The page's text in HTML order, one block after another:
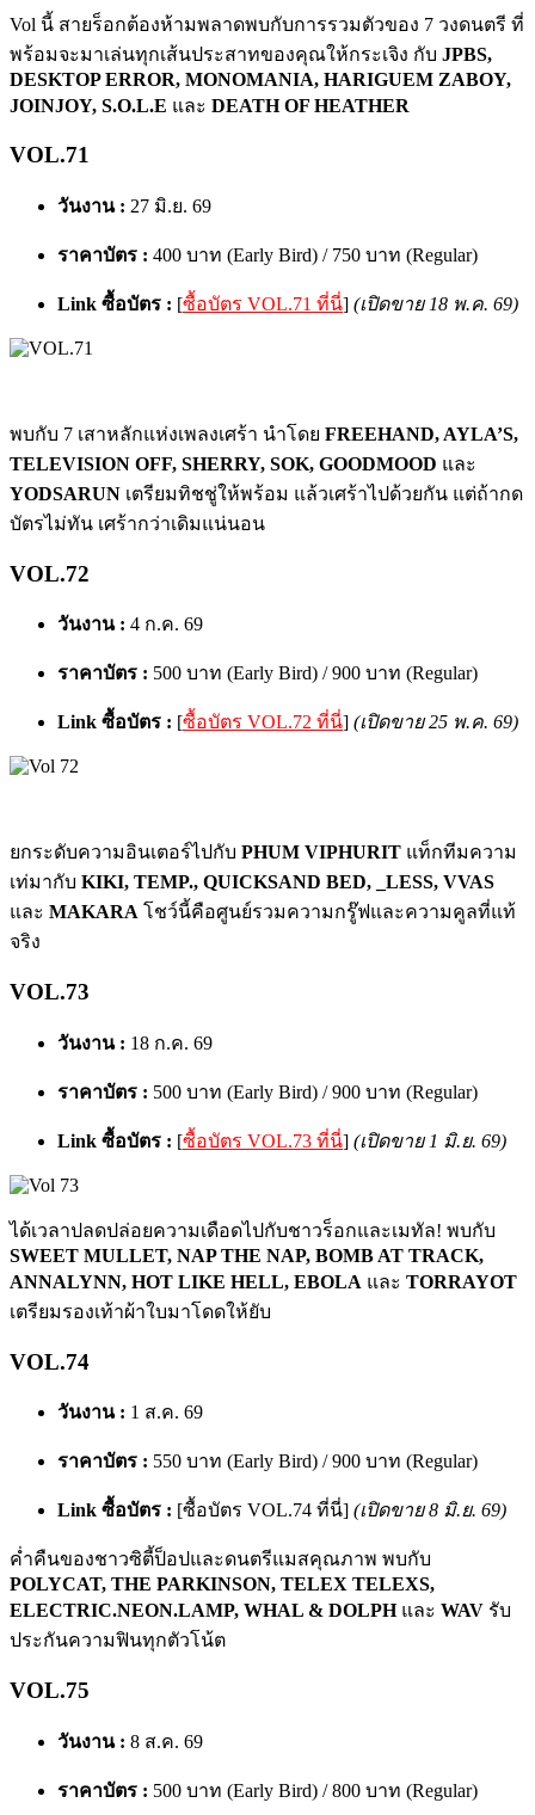
Vol นี้ สายร็อกต้องห้ามพลาดพบกับการรวมตัวของ 7 วงดนตรี ที่
พร้อมจะมาเล่นทุกเส้นประสาทของคุณให้กระเจิง กับ JPBS,
DESKTOP ERROR, MONOMANIA, HARIGUEM ZABOY,
JOINJOY, S.O.L.E และ DEATH OF HEATHER
VOL.71
วันงาน : 27 มิ.ย. 69
ราคาบัตร : 400 บาท (Early Bird) / 750 บาท (Regular)
Link ซื้อบัตร : [ซื้อบัตร VOL.71 ที่นี่] (เปิดขาย 18 พ.ค. 69)
พบกับ 7 เสาหลักแห่งเพลงเศร้า นำโดย FREEHAND, AYLA’S,
TELEVISION OFF, SHERRY, SOK, GOODMOOD และ
YODSARUN เตรียมทิชชู่ให้พร้อม แล้วเศร้าไปด้วยกัน แต่ถ้ากด
บัตรไม่ทัน เศร้ากว่าเดิมแน่นอน
VOL.72
วันงาน : 4 ก.ค. 69
ราคาบัตร : 500 บาท (Early Bird) / 900 บาท (Regular)
Link ซื้อบัตร : [ซื้อบัตร VOL.72 ที่นี่] (เปิดขาย 25 พ.ค. 69)
ยกระดับความอินเตอร์ไปกับ PHUM VIPHURIT แท็กทีมความ
เท่มากับ KIKI, TEMP., QUICKSAND BED, _LESS, VVAS
และ MAKARA โชว์นี้คือศูนย์รวมความกรู๊ฟและความคูลที่แท้
จริง
VOL.73
วันงาน : 18 ก.ค. 69
ราคาบัตร : 500 บาท (Early Bird) / 900 บาท (Regular)
Link ซื้อบัตร : [ซื้อบัตร VOL.73 ที่นี่] (เปิดขาย 1 มิ.ย. 69)
ได้เวลาปลดปล่อยความเดือดไปกับชาวร็อกและเมทัล! พบกับ
SWEET MULLET, NAP THE NAP, BOMB AT TRACK,
ANNALYNN, HOT LIKE HELL, EBOLA และ TORRAYOT
เตรียมรองเท้าผ้าใบมาโดดให้ยับ
VOL.74
วันงาน : 1 ส.ค. 69
ราคาบัตร : 550 บาท (Early Bird) / 900 บาท (Regular)
Link ซื้อบัตร : [ซื้อบัตร VOL.74 ที่นี่] (เปิดขาย 8 มิ.ย. 69)
ค่ำคืนของชาวซิตี้ป็อปและดนตรีแมสคุณภาพ พบกับ
POLYCAT, THE PARKINSON, TELEX TELEXS,
ELECTRIC.NEON.LAMP, WHAL & DOLPHและ WAV รับ
ประกันความฟินทุกตัวโน้ต
VOL.75
วันงาน : 8 ส.ค. 69
ราคาบัตร : 500 บาท (Early Bird) / 800 บาท (Regular)